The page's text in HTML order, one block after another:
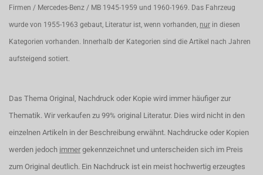
Firmen / Mercedes-Benz / MB 1945-1959 und 1960-1969. Das Fahrzeug
wurde von 1955-1963 gebaut, Literatur ist, wenn vorhanden, nur in diesen
Kategorien vorhanden. Innerhalb der Kategorien sind die Artikel nach Jahren
aufsteigend sotiert.
Das Thema Original, Nachdruck oder Kopie wird immer häufiger zur
Thematik. Wir verkaufen zu 99% original Literatur. Dies wird nicht in den
einzelnen Artikeln in der Beschreibung erwähnt. Nachdrucke oder Kopien
werden jedoch immer gekennzeichnet und unterscheiden sich im Preis
zum Original deutlich. Ein Nachdruck ist ein meist hochwertig erzeugtes